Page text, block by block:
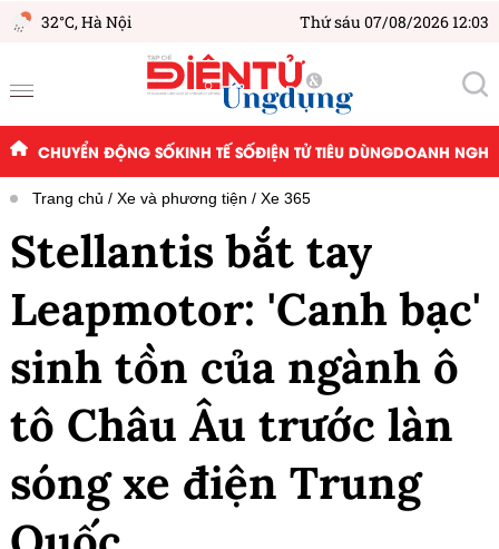
32°C,Hà Nội Thứ sáu 07/08/2026 12:03
CHUYỂN ĐỘNG SỐKINH TẾ SỐĐIỆN TỬ TIÊU DÙNGDOANH
Trang chủ Xe và phương tiện Xe 365
Stellantis bắt tay
Leapmotor: 'Canh bạc'
sinh tồn của ngành ô
tô Châu Âu trước làn
sóng xe điện Trung